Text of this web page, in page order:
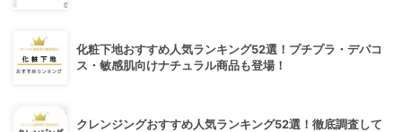
化粧下地おすすめ人気ランキング52選！プチプラ・デパコ
ス・敏感肌向けナチュラル商品も登場！
クレンジングおすすめ人気ランキング52選！徹底調査して